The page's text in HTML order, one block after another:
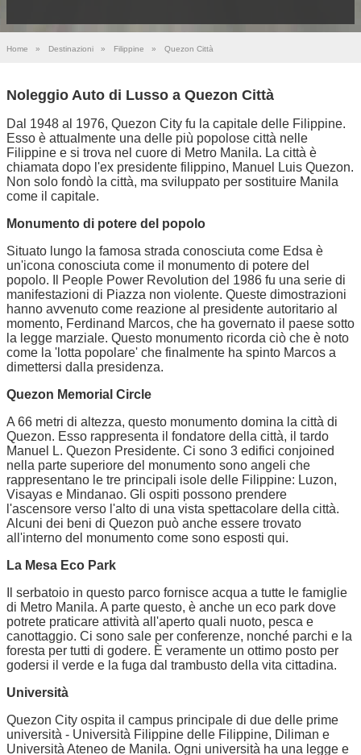
Home » Destinazioni » Filippine » Quezon Città
Noleggio Auto di Lusso a Quezon Città
Dal 1948 al 1976, Quezon City fu la capitale delle Filippine.
Esso è attualmente una delle più popolose città nelle
Filippine e si trova nel cuore di Metro Manila. La città è
chiamata dopo l'ex presidente filippino, Manuel Luis Quezon.
Non solo fondò la città, ma sviluppato per sostituire Manila
come il capitale.
Monumento di potere del popolo
Situato lungo la famosa strada conosciuta come Edsa è
un'icona conosciuta come il monumento di potere del
popolo. Il People Power Revolution del 1986 fu una serie di
manifestazioni di Piazza non violente. Queste dimostrazioni
hanno avvenuto come reazione al presidente autoritario al
momento, Ferdinand Marcos, che ha governato il paese sotto
la legge marziale. Questo monumento ricorda ciò che è noto
come la 'lotta popolare' che finalmente ha spinto Marcos a
dimettersi dalla presidenza.
Quezon Memorial Circle
A 66 metri di altezza, questo monumento domina la città di
Quezon. Esso rappresenta il fondatore della città, il tardo
Manuel L. Quezon Presidente. Ci sono 3 edifici conjoined
nella parte superiore del monumento sono angeli che
rappresentano le tre principali isole delle Filippine: Luzon,
Visayas e Mindanao. Gli ospiti possono prendere
l'ascensore verso l'alto di una vista spettacolare della città.
Alcuni dei beni di Quezon può anche essere trovato
all'interno del monumento come sono esposti qui.
La Mesa Eco Park
Il serbatoio in questo parco fornisce acqua a tutte le famiglie
di Metro Manila. A parte questo, è anche un eco park dove
potrete praticare attività all'aperto quali nuoto, pesca e
canottaggio. Ci sono sale per conferenze, nonché parchi e la
foresta per tutti di godere. È veramente un ottimo posto per
godersi il verde e la fuga dal trambusto della vita cittadina.
Università
Quezon City ospita il campus principale di due delle prime
università - Università Filippine delle Filippine, Diliman e
Università Ateneo de Manila. Ogni università ha una legge e